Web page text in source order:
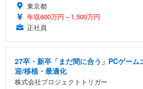
東京都
年収600万円～1,500万円
正社員
27卒・新卒「まだ間に合う」PCゲーム
迎/移植・最適化
株式会社プロジェクトトリガー